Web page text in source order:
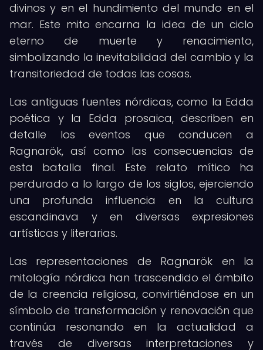
divinos y en el hundimiento del mundo en el
mar. Este mito encarna la idea de un ciclo
eterno de muerte y renacimiento,
simbolizando la inevitabilidad del cambio y la
transitoriedad de todas las cosas.
Las antiguas fuentes nórdicas, como la Edda
poética y la Edda prosaica, describen en
detalle los eventos que conducen a
Ragnarök, así como las consecuencias de
esta batalla final. Este relato mítico ha
perdurado a lo largo de los siglos, ejerciendo
una profunda influencia en la cultura
escandinava y en diversas expresiones
artísticas y literarias.
Las representaciones de Ragnarök en la
mitología nórdica han trascendido el ámbito
de la creencia religiosa, convirtiéndose en un
símbolo de transformación y renovación que
continúa resonando en la actualidad a
través de diversas interpretaciones y